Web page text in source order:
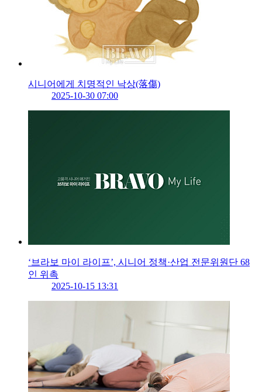
시니어에게 치명적인 낙상(落傷)
2025-10-30 07:00
‘브라보 마이 라이프’, 시니어 정책·산업 전문위원단 68
인 위촉
2025-10-15 13:31